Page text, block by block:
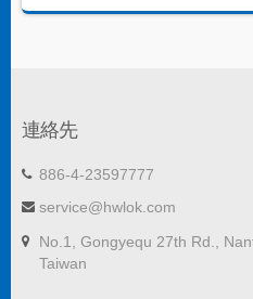
連絡先
886-4-23597777
service@hwlok.com
No.1, Gongyequ 27th Rd.,
Taiwan